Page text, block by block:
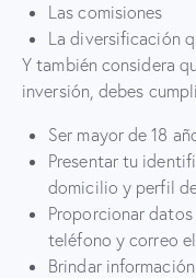
Las comisiones
La diversificación
Y también considera
inversión, debes
Ser mayor de 18
Presentar tu
domicilio y perfil
Proporcionar datos
teléfono y correo
Brindar